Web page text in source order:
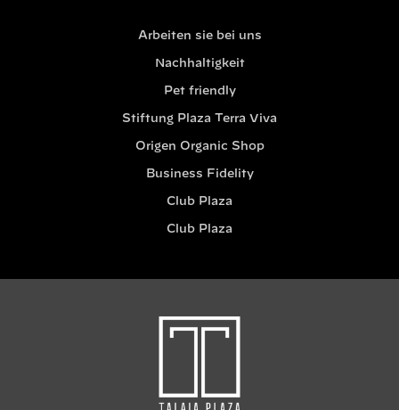
Arbeiten sie bei uns
Nachhaltigkeit
Pet friendly
Stiftung Plaza Terra Viva
Origen Organic Shop
Business Fidelity
Club Plaza
Club Plaza